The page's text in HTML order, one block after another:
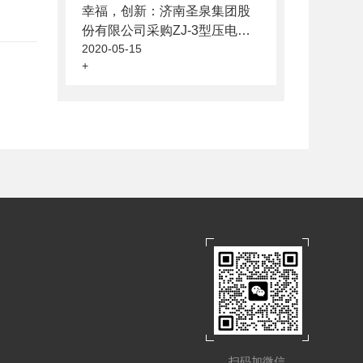
幸福，创新：济南圣泉集团股
份有限公司采购ZJ-3型压电测
试仪和极化设备
2020-05-15
+